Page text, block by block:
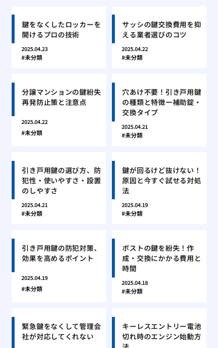
鍵をなくしたロッカーを
開けるプロの技術
2025.04.23
未分類
サッシの鍵交換費用を抑
える業者選びのコツ
2025.04.22
未分類
分譲マンションの鍵紛失
再発防止策と注意点
2025.04.22
未分類
穴あけ不要！引き戸用鍵
の種類と特徴ー補助錠・
交換タイプ
2025.04.21
未分類
引き戸用鍵の選び方、防
犯性・使いやすさ・設置
のしやすさ
2025.04.21
未分類
鍵が回るけど抜けない！
原因と今すぐ試せる対処
法
2025.04.19
未分類
引き戸用鍵の防犯対策、
効果を高めるポイント
2025.04.19
未分類
ポストの鍵を紛失！作
成・交換にかかる費用と
時間
2025.04.18
未分類
緊急鍵をなくして管理会
社が対応してくれない
キーレスエントリー電池
切れ時のエンジン始動方